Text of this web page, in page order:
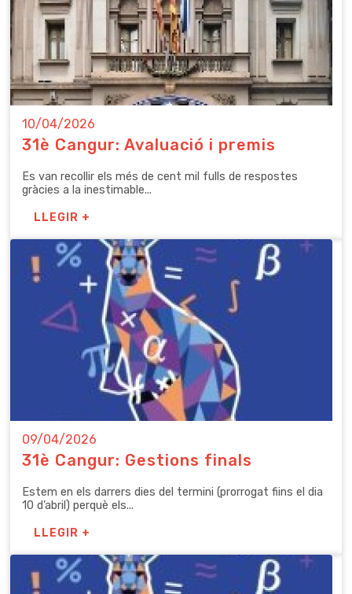
10/04/2026
31è Cangur: Avaluació i premis
Es van recollir els més de cent mil fulls de respostes
gràcies a la inestimable...
LLEGIR +
09/04/2026
31è Cangur: Gestions finals
Estem en els darrers dies del termini (prorrogat fiins el dia
10 d’abril) perquè els...
LLEGIR +